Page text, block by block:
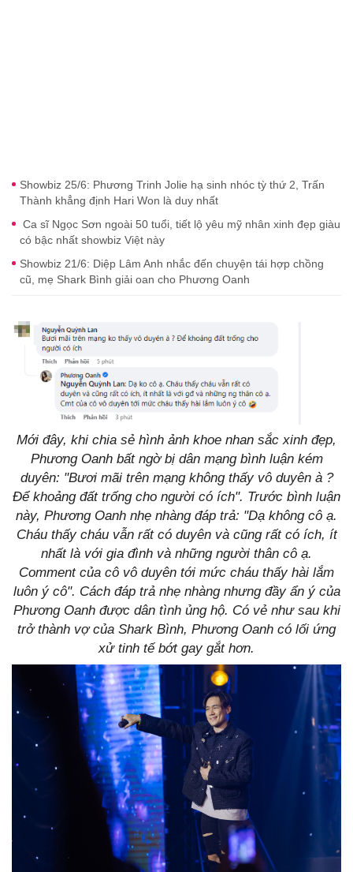
Showbiz 25/6: Phương Trinh Jolie hạ sinh nhóc tỳ thứ 2, Trấn
Thành khẳng định Hari Won là duy nhất
Ca sĩ Ngọc Sơn ngoài 50 tuổi, tiết lộ yêu mỹ nhân xinh đẹp giàu
có bậc nhất showbiz Việt này
Showbiz 21/6: Diệp Lâm Anh nhắc đến chuyện tái hợp chồng
cũ, mẹ Shark Bình giải oan cho Phương Oanh
Mới đây, khi chia sẻ hình ảnh khoe nhan sắc xinh đẹp,
Phương Oanh bất ngờ bị dân mạng bình luận kém
duyên: "Bươi mãi trên mạng không thấy vô duyên à ?
Để khoảng đất trống cho người có ích". Trước bình luận
này, Phương Oanh nhẹ nhàng đáp trả: "Dạ không cô ạ.
Cháu thấy cháu vẫn rất có duyên và cũng rất có ích, ít
nhất là với gia đình và những người thân cô ạ.
Comment của cô vô duyên tới mức cháu thấy hài lắm
luôn ý cô". Cách đáp trả nhẹ nhàng nhưng đầy ẩn ý của
Phương Oanh được dân tình ủng hộ. Có vẻ như sau khi
trở thành vợ của Shark Bình, Phương Oanh có lối ứng
xử tinh tế bớt gay gắt hơn.